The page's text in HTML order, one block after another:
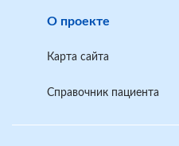
О проекте
Карта сайта
Справочник пациента